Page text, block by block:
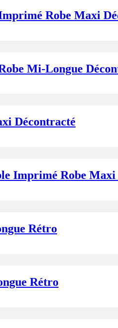
Robe Maxi
Mi-Longue
Décontracté
Imprimé Robe Maxi
Rétro
Rétro